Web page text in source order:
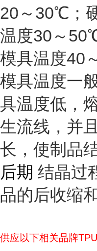
20～30℃；
温度30～
模具温度40
模具温度一
具温度低，
生流线，并
长，使制品
后期 结晶过
品的后收缩
供应以下相关品牌